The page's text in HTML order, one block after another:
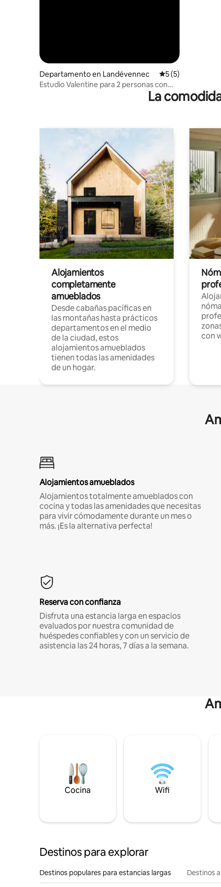
Departamento en Landévennec Calificación
5 (5)
Estudio Valentine para 2 personas con
La
Alojamientos
completamente
amueblados
Desde cabañas pacíficas en
las montañas hasta prácticos
departamentos en el medio
de la ciudad, estos
alojamientos amueblados
tienen todas las amenidades
de un hogar.
con
Alojamientos amueblados
Alojamientos totalmente amueblados con
cocina y todas las amenidades que necesitas
para vivir cómodamente durante un mes o
más. ¡Es la alternativa perfecta!
Reserva con confianza
Disfruta una estancia larga en espacios
evaluados por nuestra comunidad de
huéspedes confiables y con un servicio de
asistencia las 24 horas, 7 días a la semana.
Cocina Wifi
Destinos para explorar
Destinos populares para estancias largas Destinos